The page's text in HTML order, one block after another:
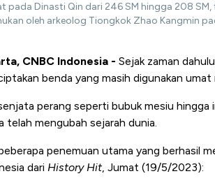
pada Dinasti Qin dari 246 SM hingga 208
oleh arkeolog Tiongkok Zhao Kangmin
CNBC Indonesia - Sejak zaman
benda yang masih digunakan umat
perang seperti bubuk mesiu
telah mengubah sejarah dunia.
penemuan utama yang berhasil
dari History Hit, Jumat (19/5/2023):